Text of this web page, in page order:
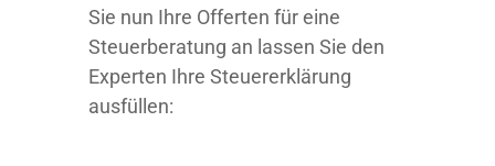
Sie nun Ihre Offerten für eine
Steuerberatung an lassen Sie den
Experten Ihre Steuererklärung
ausfüllen: